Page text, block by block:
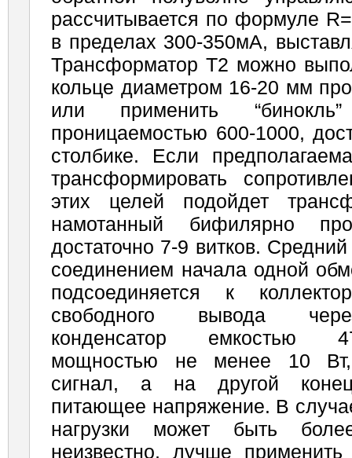
рассчитывается по формуле
в пределах 300-350мА,
Трансформатор Т2 можно
кольце диаметром 16-20 мм
или применить
проницаемостью 600-1000,
столбике. Если
трансформировать
этих целей подойдет
намотанный бифилярно
достаточно 7-9 витков.
соединением начала одной
подсоединяется к
свободного вывода
конденсатор емкостью
мощностью не менее 10
сигнал, а на другой
питающее напряжение. В
нагрузки может быть
неизвестно, лучше